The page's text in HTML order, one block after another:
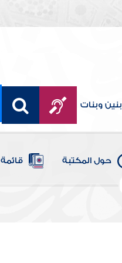
بنين وبنات
حول المكتبة